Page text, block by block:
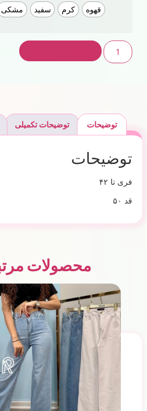
قهوه کرم سفید مشکی
توضیحات توضیحات تکمیلی
توضیحات
فری تا ۴۲
قد ۵۰
محصولات